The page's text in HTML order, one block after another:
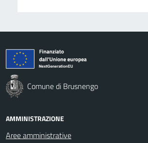
Comune di Brusnengo
AMMINISTRAZIONE
Aree amministrative